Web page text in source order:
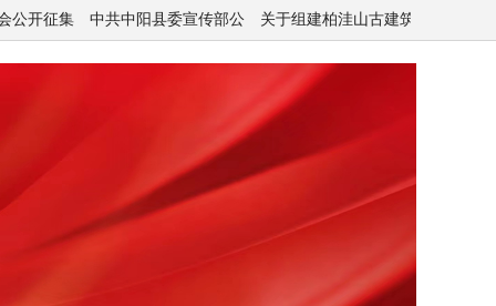
中阳县委宣传部公 关于组建柏洼山古建筑 “中阳企业管家”志愿者